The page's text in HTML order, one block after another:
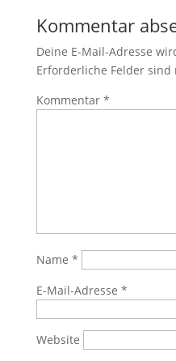
Kommentar
Deine E-Mail-Adresse
Erforderliche Felder sind
Kommentar *
Name *
E-Mail-Adresse *
Website